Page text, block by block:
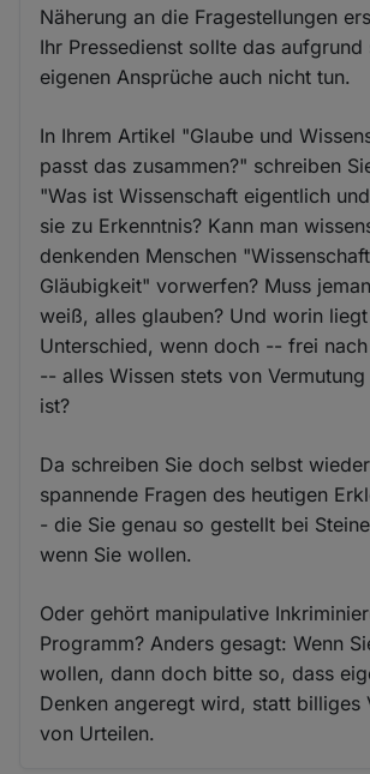
Näherung an die Fragestellungen
Ihr Pressedienst sollte das aufgrund
eigenen Ansprüche auch nicht tun.
In Ihrem Artikel "Glaube und
passt das zusammen?" schreiben
"Was ist Wissenschaft eigentlich
sie zu Erkenntnis? Kann man
denkenden Menschen
Gläubigkeit" vorwerfen? Muss
weiß, alles glauben? Und worin
Unterschied, wenn doch -- frei
-- alles Wissen stets von
ist?
Da schreiben Sie doch selbst
spannende Fragen des heutigen
- die Sie genau so gestellt bei
wenn Sie wollen.
Oder gehört manipulative
Programm? Anders gesagt: Wenn
wollen, dann doch bitte so, dass
Denken angeregt wird, statt billiges
von Urteilen.